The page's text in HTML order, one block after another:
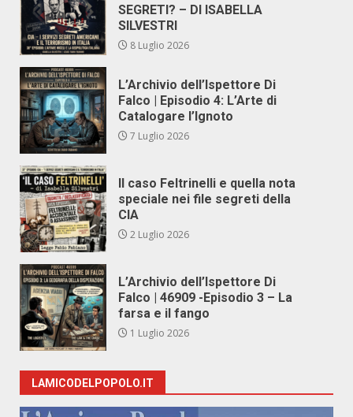
SEGRETI? – DI ISABELLA
SILVESTRI
8 Luglio 2026
L’Archivio dell’Ispettore Di
Falco | Episodio 4: L’Arte di
Catalogare l’Ignoto
7 Luglio 2026
Il caso Feltrinelli e quella nota
speciale nei file segreti della
CIA
2 Luglio 2026
L’Archivio dell’Ispettore Di
Falco | 46909 -Episodio 3 – La
farsa e il fango
1 Luglio 2026
LAMICODELPOPOLO.IT